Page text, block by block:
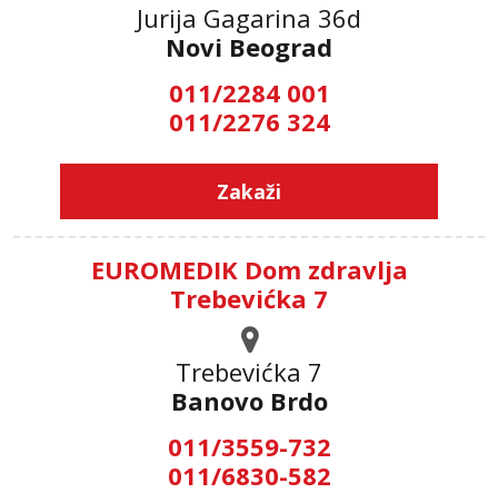
Jurija Gagarina 36d
Novi Beograd
011/2284 001
011/2276 324
Zakaži
EUROMEDIK Dom zdravlja
Trebevićka 7
Trebevićka 7
Banovo Brdo
011/3559-732
011/6830-582